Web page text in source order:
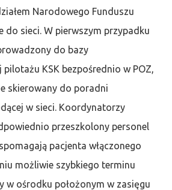
Narodowego Funduszu
do sieci. W pierwszym przypadku
do bazy
KSK bezpośrednio w POZ,
skierowany do poradni
w sieci. Koordynatorzy
przeszkolony personel
pacjenta włączonego
możliwie szybkiego terminu
w ośrodku położonym w zasięgu